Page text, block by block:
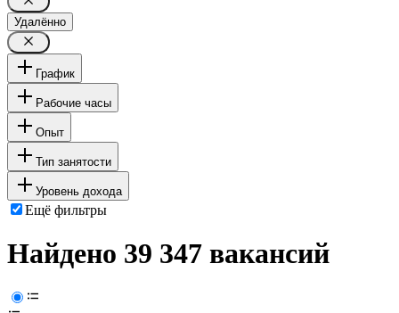
Удалённо
График
Рабочие часы
Опыт
Тип занятости
Уровень дохода
Ещё фильтры
Найдено 39 347 вакансий